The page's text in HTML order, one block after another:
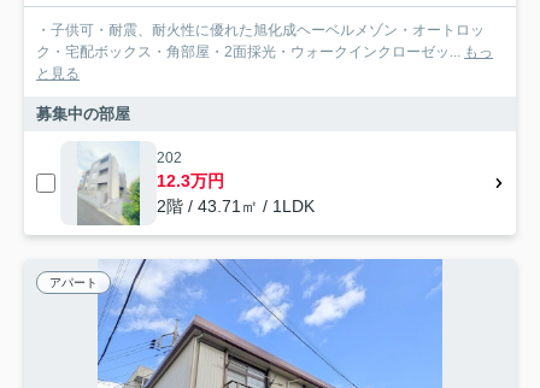
・子供可・耐震、耐火性に優れた旭化成ヘーベルメゾン・オートロッ
ク・宅配ボックス・角部屋・2面採光・ウォークインクローゼッ... もっ
と見る
募集中の部屋
202
12.3万円
2階 / 43.71㎡ / 1LDK
アパート